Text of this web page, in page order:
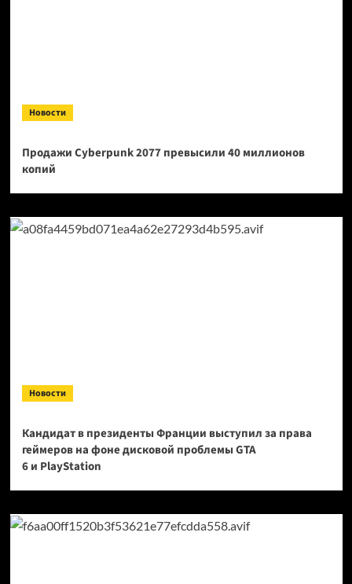
Новости
Продажи Cyberpunk 2077 превысили 40 миллионов
копий
Новости
Кандидат в президенты Франции выступил за права
геймеров на фоне дисковой проблемы GTA
6 и PlayStation